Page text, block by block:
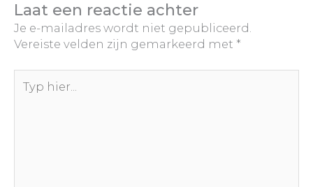
Laat een reactie achter
Je e-mailadres wordt niet gepubliceerd.
Vereiste velden zijn gemarkeerd met *
hier...